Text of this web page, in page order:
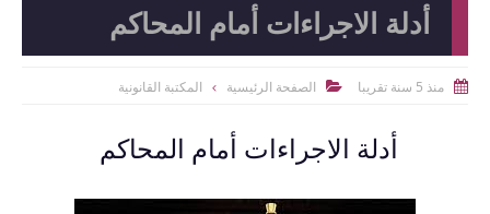
أدلة الاجراءات أمام المحاكم
 منذ 5 سنة تقريبا  الصفحة الرئيسية المكتبة القانونية
أدلة الاجراءات أمام المحاكم